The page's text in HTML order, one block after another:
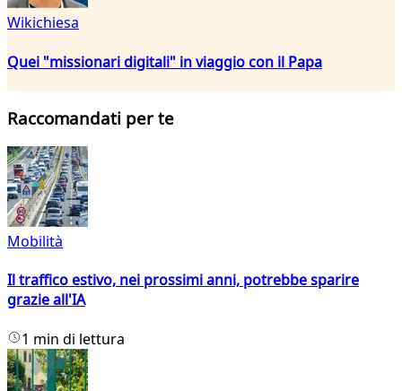
Wikichiesa
Quei "missionari digitali" in viaggio con il Papa
Raccomandati per te
Mobilità
Il traffico estivo, nei prossimi anni, potrebbe sparire
grazie all'IA
1 min di lettura